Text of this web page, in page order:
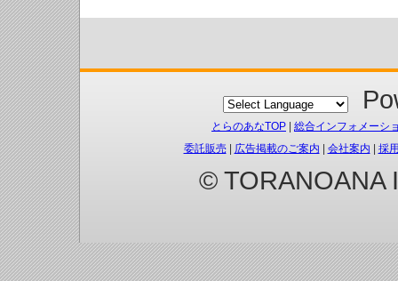
とらのあなTOP
総合インフォメーシ
委託販売| 広告掲載のご案内 会社案内 採
© TORANOANA